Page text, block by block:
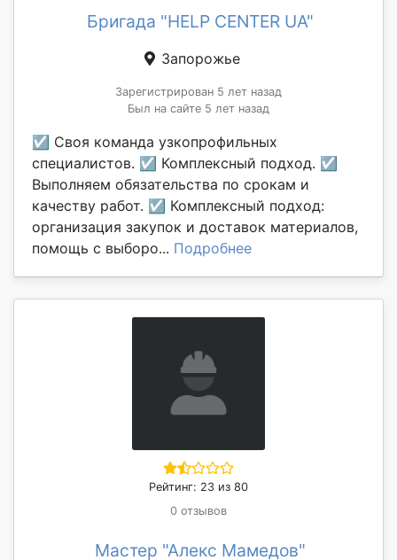
Бригада "HELP CENTER UA"
Запорожье
Зарегистрирован 5 лет назад
Был на сайте 5 лет назад
☑ Своя команда узкопрофильных
специалистов. ☑ Комплексный подход. ☑
Выполняем обязательства по срокам и
качеству работ. ☑ Комплексный подход:
организация закупок и доставок материалов,
помощь с выборо... Подробнее
Рейтинг: 23 из 80
0 отзывов
Мастер "Алекс Мамедов"